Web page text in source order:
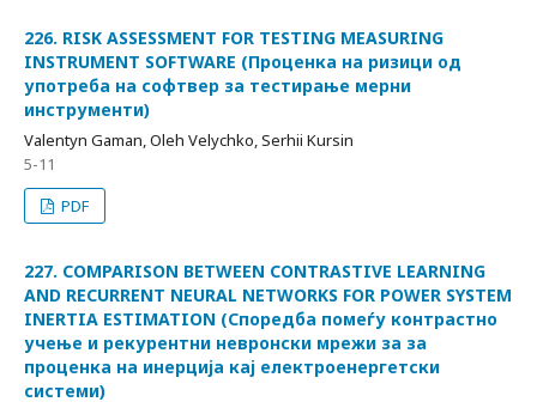
226. RISK ASSESSMENT FOR TESTING MEASURING
INSTRUMENT SOFTWARE (Проценка на ризици од
употреба на софтвер за тестирање мерни
инструменти)
Valentyn Gaman, Oleh Velychko, Serhii Kursin
5-11
PDF
227. COMPARISON BETWEEN CONTRASTIVE LEARNING
AND RECURRENT NEURAL NETWORKS FOR POWER SYSTEM
INERTIA ESTIMATION (Споредба помеѓу контрастно
учење и рекурентни невронски мрежи за за
проценка на инерција кај електроенергетски
системи)